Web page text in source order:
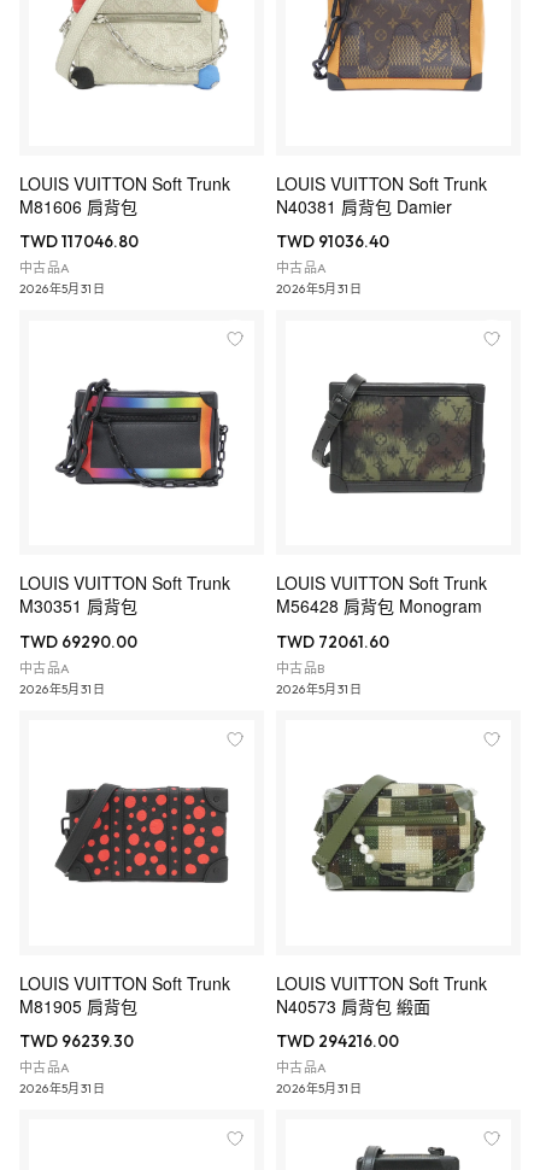
LOUIS VUITTON Soft Trunk
M81606 肩背包
TWD 117046.80
中古品A
2026年5月31日
LOUIS VUITTON Soft Trunk
N40381 肩背包 Damier
TWD 91036.40
中古品A
2026年5月31日
LOUIS VUITTON Soft Trunk
M30351 肩背包
TWD 69290.00
中古品A
2026年5月31日
LOUIS VUITTON Soft Trunk
M56428 肩背包 Monogram
TWD 72061.60
中古品B
2026年5月31日
LOUIS VUITTON Soft Trunk
M81905 肩背包
TWD 96239.30
中古品A
2026年5月31日
LOUIS VUITTON Soft Trunk
N40573 肩背包 緞面
TWD 294216.00
中古品A
2026年5月31日